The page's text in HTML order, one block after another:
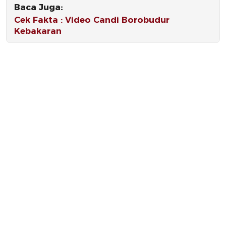
Baca Juga:
Cek Fakta : Video Candi Borobudur
Kebakaran